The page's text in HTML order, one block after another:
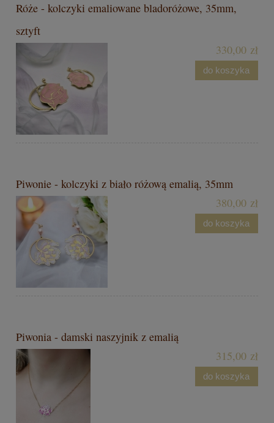
Róże - kolczyki emaliowane bladoróżowe, 35mm,
sztyft
330,00 zł
do koszyka
Piwonie - kolczyki z biało różową emalią, 35mm
380,00 zł
do koszyka
Piwonia - damski naszyjnik z emalią
315,00 zł
do koszyka